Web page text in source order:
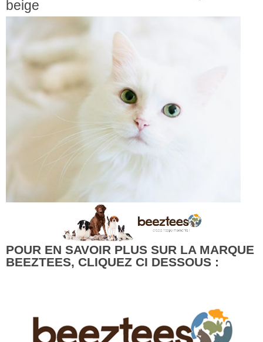
beige
POUR EN SAVOIR PLUS SUR LA MARQUE
BEEZTEES, CLIQUEZ CI DESSOUS :